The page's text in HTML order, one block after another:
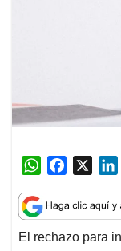
W
a
t
s
c
e
b
El rechazo para